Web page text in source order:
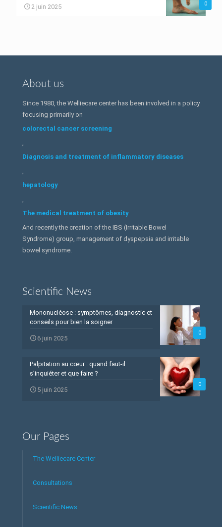
0
2 juin 2025
About us
Since 1980, the Welliecare center has been involved in a policy
focusing primarily on
colorectal cancer screening
,
Diagnosis and treatment of inflammatory diseases
,
hepatology
,
The medical treatment of obesity
And recently the creation of the IBS (Irritable Bowel
Syndrome) group, management of dyspepsia and irritable
bowel syndrome.
Scientific News
0
Mononucléose : symptômes, diagnostic et
conseils pour bien la soigner
6 juin 2025
0
Palpitation au cœur : quand faut-il
s’inquiéter et que faire ?
5 juin 2025
Our Pages
The Welliecare Center
Consultations
Scientific News